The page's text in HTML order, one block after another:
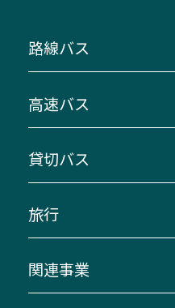
路線バス
主要停留所案内図・時
路線バスのご利用方法
三重交通接近情報バス
迂回・休止について
臨時バスについて
高速バス
南紀・VISON～横浜・
伊賀～名古屋
南紀～VISON～名古屋
貸切バス
貸切バスのご利用につ
お問い合わせ
旅行
貸切バス団体旅行
関連事業